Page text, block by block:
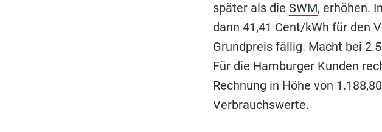
später als die SWM, erhöhen.
dann 41,41 Cent/kWh für den
Grundpreis fällig. Macht bei
Für die Hamburger Kunden
Rechnung in Höhe von
Verbrauchswerte.